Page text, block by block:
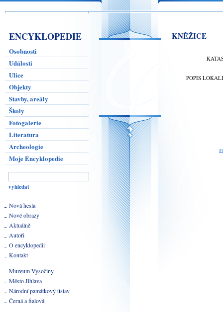
ENCYKLOPEDIE
Osobnosti
Události
Ulice
Objekty
Stavby, areály
Školy
Fotogalerie
Literatura
Archeologie
Moje Encyklopedie
Nová hesla
Nové obrazy
Aktuálně
Autoři
O encyklopedii
Kontakt
Muzeum Vysočiny
Město Jihlava
Národní památkový ústav
Černá a fialová
KNĚŽICE
POPIS